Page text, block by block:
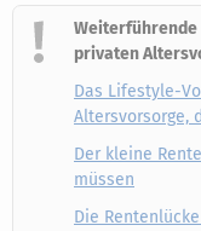
Weiterführende
privaten
Das Lifestyle-
Altersvorsorge,
Der kleine
müssen
Die